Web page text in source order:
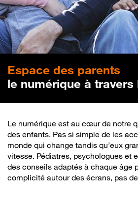
Espace des parents
le numérique à travers
Le numérique est au cœur de notre
des enfants. Pas si simple de les
monde qui change tandis qu’eux
vitesse. Pédiatres, psychologues et
des conseils adaptés à chaque âge
complicité autour des écrans, pas